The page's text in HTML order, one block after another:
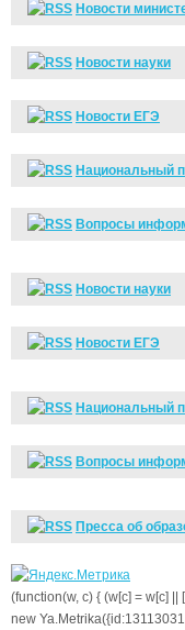
Новости
Новости науки
Новости ЕГЭ
Национальный
Вопросы
Новости науки
Новости ЕГЭ
Национальный
Вопросы
Пресса об
(function(w, c) { (w[c] = w[c]
new